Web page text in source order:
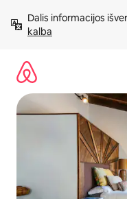
prie
turinio
Dalis informacijos
kalba